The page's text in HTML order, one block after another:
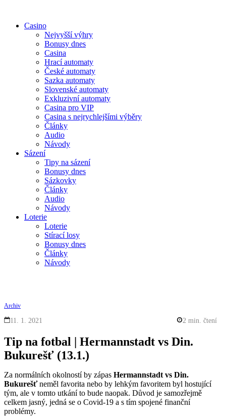
Casino
Nejvyšší výhry
Bonusy dnes
Casina
Hrací automaty
České automaty
Sazka automaty
Slovenské automaty
Exkluzivní automaty
Casina pro VIP
Casina s nejrychlejšími výběry
Články
Audio
Návody
Sázení
Tipy na sázení
Bonusy dnes
Sázkovky
Články
Audio
Návody
Loterie
Loterie
Stírací losy
Bonusy dnes
Články
Návody
Archiv
11. 1. 2021 2 min. čtení
Tip na fotbal | Hermannstadt vs Din.
Bukurešť (13.1.)
Za normálních okolností by zápas Hermannstadt vs Din.
Bukurešťneměl favorita nebo by lehkým favoritem byl hostující
tým, ale v tomto utkání to bude naopak. Důvod je samozřejmě
celkem jasný, jedná se o Covid-19 a s tím spojené finanční
problémy.